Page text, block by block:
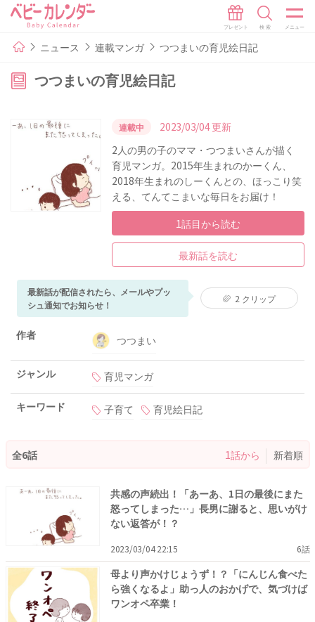
ニュース 連載マンガ つつまいの育児絵日記
つつまいの育児絵日記
連載中
2023/03/04 更新
2人の男の子のママ・つつまいさんが描く
育児マンガ。2015年生まれのかーくん、
2018年生まれのしーくんとの、ほっこり笑
える、てんてこまいな毎日をお届け！
1話目から読む
最新話を読む
最新話が配信されたら、メールやプッ
シュ通知でお知らせ！
2 クリップ
作者 つつまい
ジャンル 育児マンガ
キーワード 子育て 育児絵日記
全6話 1話から 新着順
共感の声続出！「あーあ、1日の最後にまた
怒ってしまった…」長男に謝ると、思いがけ
ない返答が！？
2023/03/04 22:15 6話
母より声かけじょうず！？「にんじん食べた
ら強くなるよ」助っ人のおかげで、気づけば
ワンオペ卒業！